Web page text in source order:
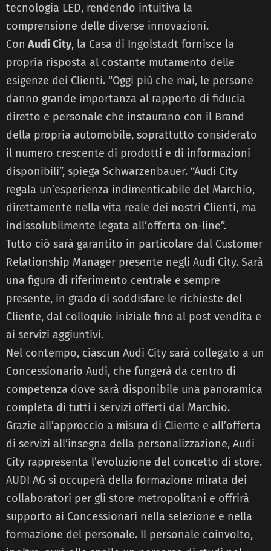
tecnologia LED, rendendo intuitiva la
comprensione delle diverse innovazioni.
Con Audi City, la Casa di Ingolstadt fornisce la
propria risposta al costante mutamento delle
esigenze dei Clienti. “Oggi più che mai, le persone
danno grande importanza al rapporto di fiducia
diretto e personale che instaurano con il Brand
della propria automobile, soprattutto considerato
il numero crescente di prodotti e di informazioni
disponibili”, spiega Schwarzenbauer. “Audi City
regala un’esperienza indimenticabile del Marchio,
direttamente nella vita reale dei nostri Clienti, ma
indissolubilmente legata all’offerta on-line”.
Tutto ciò sarà garantito in particolare dal Customer
Relationship Manager presente negli Audi City. Sarà
una figura di riferimento centrale e sempre
presente, in grado di soddisfare le richieste del
Cliente, dal colloquio iniziale fino al post vendita e
ai servizi aggiuntivi.
Nel contempo, ciascun Audi City sarà collegato a un
Concessionario Audi, che fungerà da centro di
competenza dove sarà disponibile una panoramica
completa di tutti i servizi offerti dal Marchio.
Grazie all’approccio a misura di Cliente e all’offerta
di servizi all’insegna della personalizzazione, Audi
City rappresenta l’evoluzione del concetto di store.
AUDI AG si occuperà della formazione mirata dei
collaboratori per gli store metropolitani e offrirà
supporto ai Concessionari nella selezione e nella
formazione del personale. Il personale coinvolto,